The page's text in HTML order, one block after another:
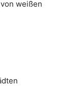
weißen